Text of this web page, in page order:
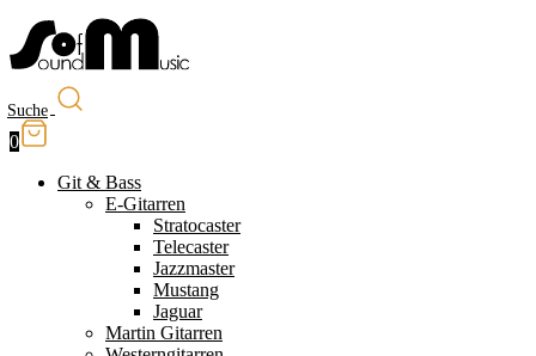
Suche
0
Git & Bass
E-Gitarren
Stratocaster
Telecaster
Jazzmaster
Mustang
Jaguar
Martin Gitarren